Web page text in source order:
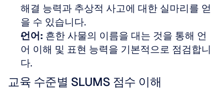
해결 능력과 추상적 사고에 대한 실마리를 얻
을 수 있습니다.
언어: 흔한 사물의 이름을 대는 것을 통해 언
어 이해 및 표현 능력을 기본적으로 점검합니
다.
교육 수준별 SLUMS 점수 이해